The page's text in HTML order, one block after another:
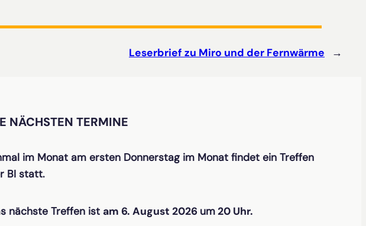
Leserbrief zu Miro und der Fernwärme →
NÄCHSTEN TERMINE
im Monat am ersten Donnerstag im Monat findet ein Treffen
BI statt.
nächste Treffen ist am 6. August 2026 um20 Uhr.